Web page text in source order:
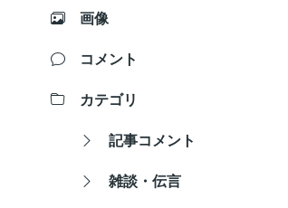
画像
コメント
カテゴリ
記事コメント
雑談・伝言